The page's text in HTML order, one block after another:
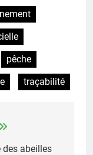
pêche
traçabilité
des abeilles